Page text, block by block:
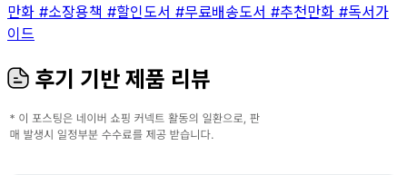
만화 #소장용책 #할인도서 #무료배송도서 #추천만화 #독서가
이드
후기 기반 제품 리뷰